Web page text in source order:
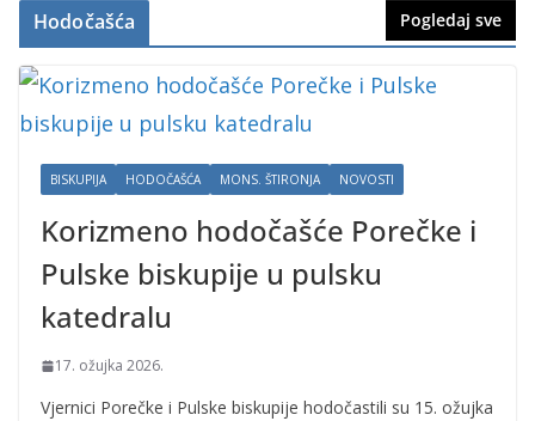
Hodočašća Pogledaj sve
BISKUPIJA HODOČAŠĆA MONS. ŠTIRONJA NOVOSTI
Korizmeno hodočašće Porečke i
Pulske biskupije u pulsku
katedralu
17. ožujka 2026.
Vjernici Porečke i Pulske biskupije hodočastili su 15. ožujka